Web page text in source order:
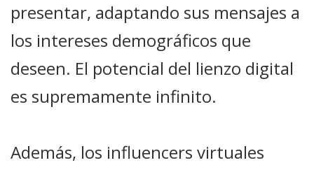
presentar, adaptando sus mensajes a
los intereses demográficos que
deseen. El potencial del lienzo digital
es supremamente infinito.
Además, los influencers virtuales